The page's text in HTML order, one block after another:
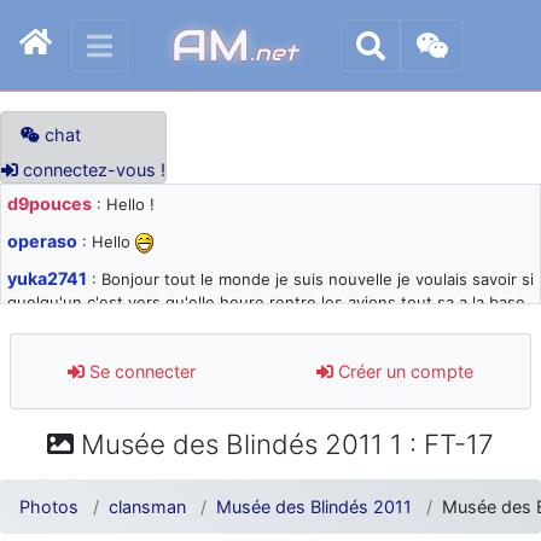
AM.net
chat
connectez-vous !
d9pouces : Hello !
operaso : Hello
yuka2741 : Bonjour tout le monde je suis nouvelle je voulais savoir si
quelqu'un c'est vers qu'elle heure rentre les avions tout sa a la base
d9pouces: désolé pour les quelques blocages du site ces derniers
jours : je teste des méthodes contre le spam et les bots trop nocifs
paxwax: Super, la nouvelle bannière
d9pouces
: je suis un avion@,._,+ > lesquels ? je ne suis pas sûr de
comprendre
Se connecter Créer un compte
Musée des Blindés 2011 1 : FT-17
Photos clansman Musée des Blindés 2011 Musée des